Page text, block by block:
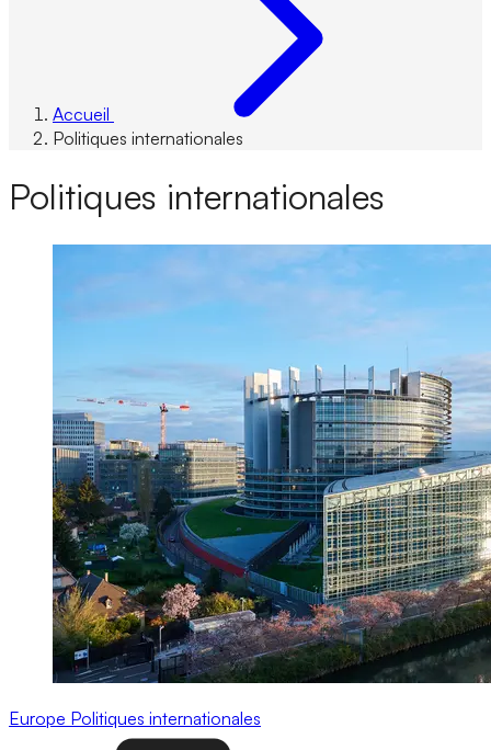
Accueil
Politiques internationales
Politiques internationales
Europe Politiques internationales